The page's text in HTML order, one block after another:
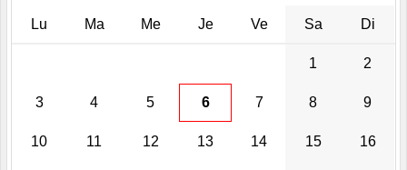
Lu Ma Me Je Ve Sa Di
1 2
3 4 5 6 7 8 9
10 11 12 13 14 15 16